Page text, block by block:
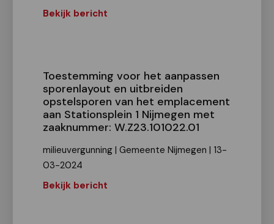
Bekijk bericht
Toestemming voor het aanpassen
sporenlayout en uitbreiden
opstelsporen van het emplacement
aan Stationsplein 1 Nijmegen met
zaaknummer: W.Z23.101022.01
milieuvergunning | Gemeente Nijmegen | 13-
03-2024
Bekijk bericht